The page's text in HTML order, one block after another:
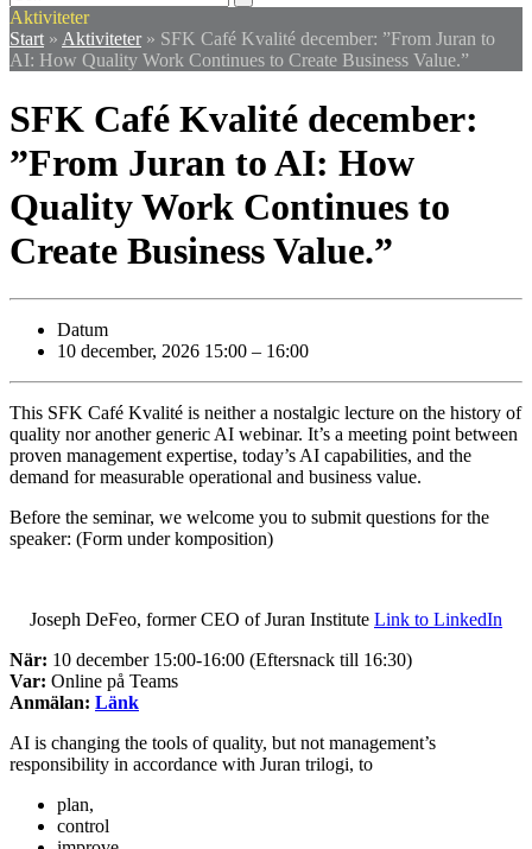
mobile
menu
mobile
menu
Aktiviteter
Start » Aktiviteter» SFK Café Kvalité december: ”From Juran to
AI: How Quality Work Continues to Create Business Value.”
SFK Café Kvalité december:
”From Juran to AI: How
Quality Work Continues to
Create Business Value.”
Datum
10 december, 2026 15:00 – 16:00
This SFK Café Kvalité is neither a nostalgic lecture on the history of
quality nor another generic AI webinar. It’s a meeting point between
proven management expertise, today’s AI capabilities, and the
demand for measurable operational and business value.
Before the seminar, we welcome you to submit questions for the
speaker: (Form under komposition)
Joseph DeFeo, former CEO of Juran Institute Link to LinkedIn
När: 10 december 15:00-16:00 (Eftersnack till 16:30)
Var: Online på Teams
Anmälan: Länk
AI is changing the tools of quality, but not management’s
responsibility in accordance with Juran trilogi, to
plan,
control